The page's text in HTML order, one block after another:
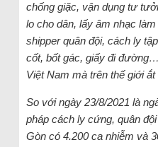
chống giặc, vận dụng tư
lo cho dân, lấy âm nhạc
shipper quân đội, cách ly
cốt, bốt gác, giấy đi
Việt Nam mà trên thế giới
So với ngày 23/8/2021 là
pháp cách ly cứng, quân
Gòn có 4.200 ca nhiễm và